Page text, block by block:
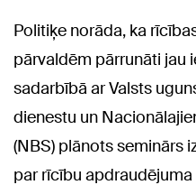
Politiķe norāda, ka
pārvaldēm pārrunāti jau
sadarbībā ar Valsts
dienestu un
(NBS) plānots seminārs
par rīcību